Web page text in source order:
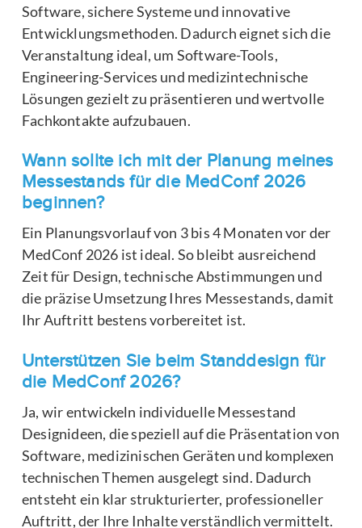
Software, sichere Systeme und innovative
Entwicklungsmethoden. Dadurch eignet sich die
Veranstaltung ideal, um Software-Tools,
Engineering-Services und medizintechnische
Lösungen gezielt zu präsentieren und wertvolle
Fachkontakte aufzubauen.
Wann sollte ich mit der Planung meines
Messestands für die MedConf 2026
beginnen?
Ein Planungsvorlauf von 3 bis 4 Monaten vor der
MedConf 2026 ist ideal. So bleibt ausreichend
Zeit für Design, technische Abstimmungen und
die präzise Umsetzung Ihres Messestands, damit
Ihr Auftritt bestens vorbereitet ist.
Unterstützen Sie beim Standdesign für
die MedConf 2026?
Ja, wir entwickeln individuelle Messestand
Designideen, die speziell auf die Präsentation von
Software, medizinischen Geräten und komplexen
technischen Themen ausgelegt sind. Dadurch
entsteht ein klar strukturierter, professioneller
Auftritt, der Ihre Inhalte verständlich vermittelt.